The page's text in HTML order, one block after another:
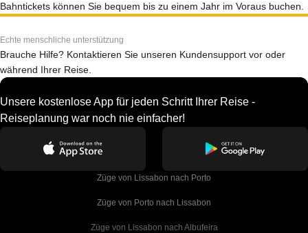
Bahntickets können Sie bequem bis zu einem Jahr im Voraus buchen.
Echte menschliche unterstützung
Brauche Hilfe? Kontaktieren Sie unseren Kundensupport vor oder
während Ihrer Reise.
Unsere kostenlose App für jeden Schritt Ihrer Reise -
Reiseplanung war noch nie einfacher!
Züge von Lissabon nach Porto
Züge von Porto nach Lissabon
Züge von Lissabon nach Albufeira